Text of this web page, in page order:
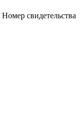
Номер свидетельства